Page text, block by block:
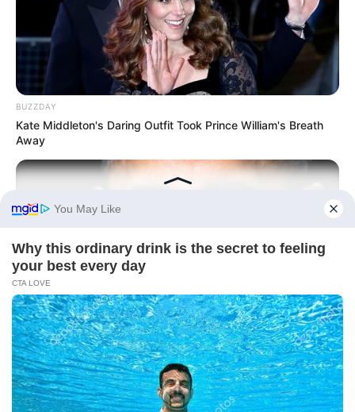
BUZZDAY
Kate Middleton's Daring Outfit Took Prince William's Breath
Away
BUZZ DAY
Barack Finally Reveals What's Going On With Michelle
BUZZ DAY